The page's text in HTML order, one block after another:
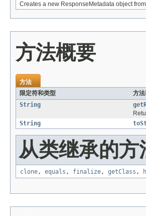
Creates a new ResponseMetadata object
方法概要
方法
限定符和类型
方法
String
String
从类继承的
clone, equals , finalize, getClass ,